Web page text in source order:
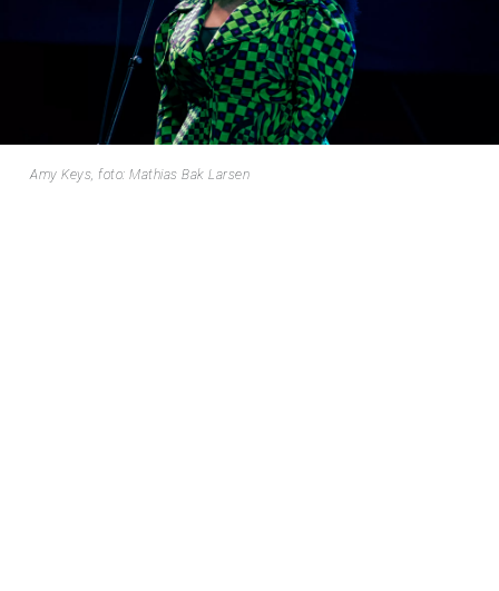
Amy Keys, foto: Mathias Bak Larsen